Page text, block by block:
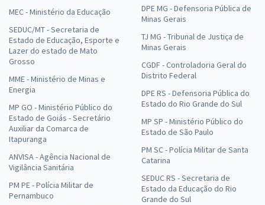
MEC - Ministério da Educação
SEDUC/MT - Secretaria de
Estado de Educação, Esporte e
Lazer do estado de Mato
Grosso
MME - Ministério de Minas e
Energia
MP GO - Ministério Público do
Estado de Goiás - Secretário
Auxiliar da Comarca de
Itapuranga
ANVISA - Agência Nacional de
Vigilância Sanitária
PM PE - Polícia Militar de
Pernambuco
DPE MG - Defensoria Pública de
Minas Gerais
TJ MG - Tribunal de Justiça de
Minas Gerais
CGDF - Controladoria Geral do
Distrito Federal
DPE RS - Defensoria Pública do
Estado do Rio Grande do Sul
MP SP - Ministério Público do
Estado de São Paulo
PM SC - Polícia Militar de Santa
Catarina
SEDUC RS - Secretaria de
Estado da Educação do Rio
Grande do Sul